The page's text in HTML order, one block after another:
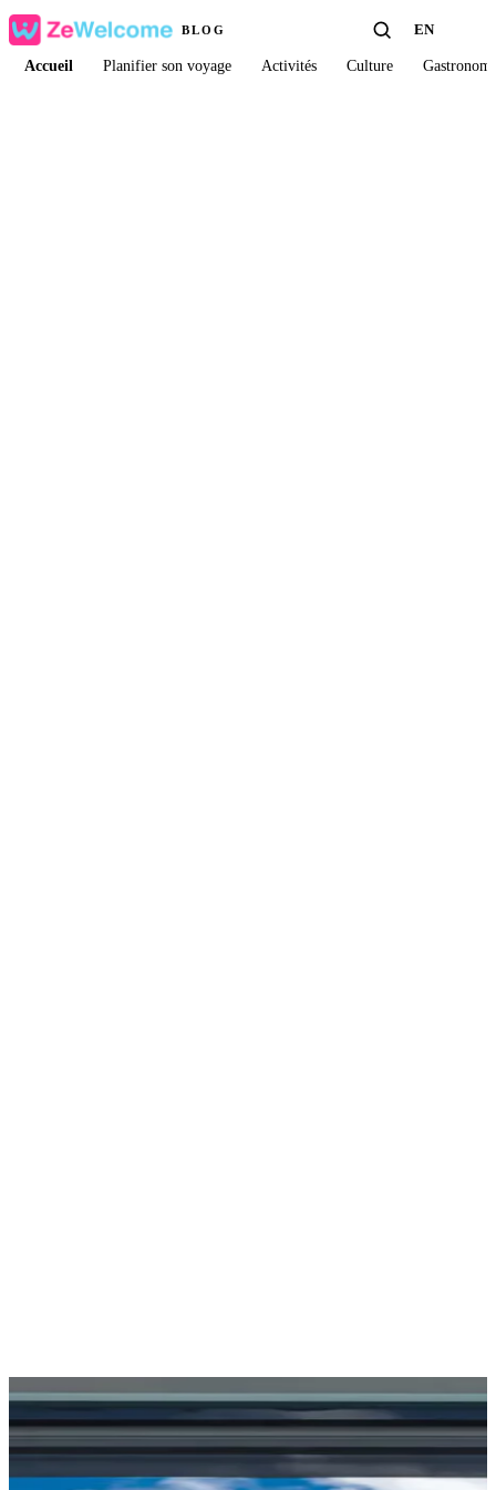
BLOG EN
Accueil Planifier son voyage Activités Culture